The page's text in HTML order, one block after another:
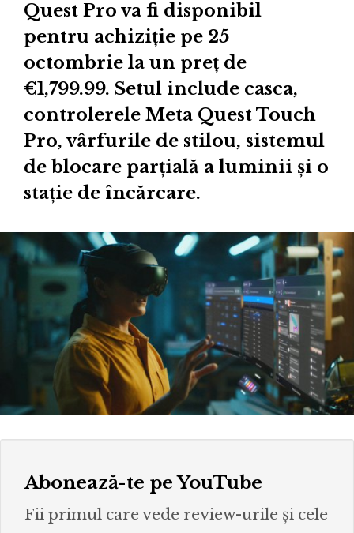
Quest Pro va fi disponibil
pentru achiziție pe 25
octombrie la un preț de
€‎1,799.99. Setul include casca,
controlerele Meta Quest Touch
Pro, vârfurile de stilou, sistemul
de blocare parțială a luminii și o
stație de încărcare.
Abonează-te pe YouTube
Fii primul care vede review-urile și cele